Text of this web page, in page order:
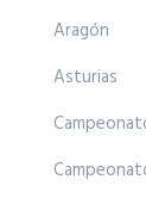
Aragón
Asturias